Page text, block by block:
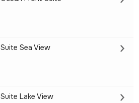
Suite Sea View
Suite Lake View